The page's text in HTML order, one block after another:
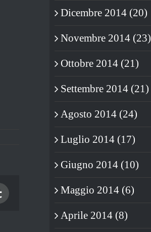
Tumblr
Dicembre 2014 (20)
Novembre 2014 (23)
Ottobre 2014 (21)
Settembre 2014 (21)
Agosto 2014 (24)
Luglio 2014 (17)
Giugno 2014 (10)
Maggio 2014 (6)
Aprile 2014 (8)